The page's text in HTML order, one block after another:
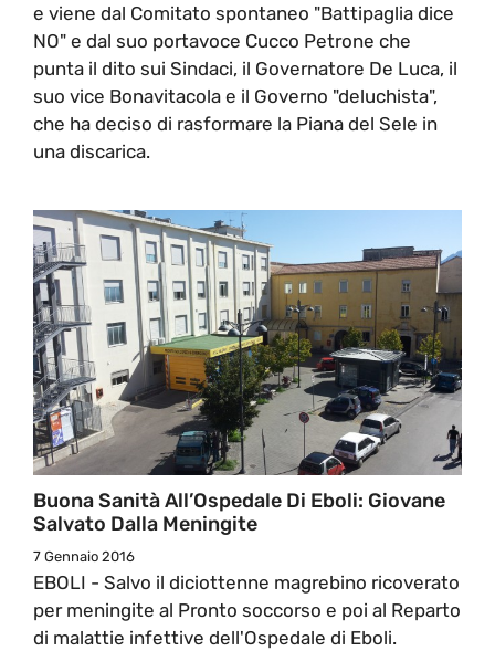
e viene dal Comitato spontaneo "Battipaglia dice
NO" e dal suo portavoce Cucco Petrone che
punta il dito sui Sindaci, il Governatore De Luca, il
suo vice Bonavitacola e il Governo "deluchista",
che ha deciso di rasformare la Piana del Sele in
una discarica.
Buona Sanità All’Ospedale Di Eboli: Giovane
Salvato Dalla Meningite
7 Gennaio 2016
EBOLI - Salvo il diciottenne magrebino ricoverato
per meningite al Pronto soccorso e poi al Reparto
di malattie infettive dell'Ospedale di Eboli.